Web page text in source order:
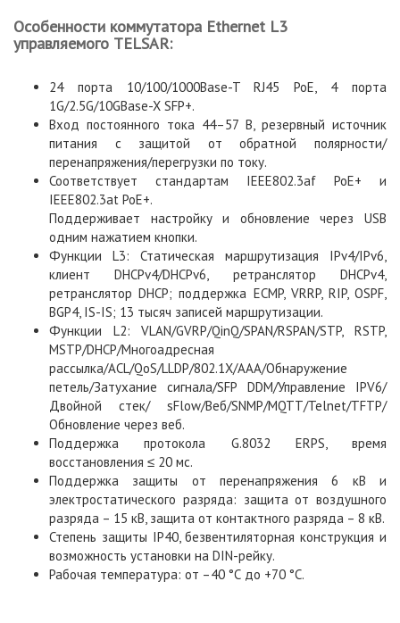
Особенности коммутатора Ethernet L3
управляемого TELSAR:
24 порта 10/100/1000Base-T RJ45 PoE, 4 порта
1G/2.5G/10GBase-X SFP+.
Вход постоянного тока 44–57 В, резервный источник
питания с защитой от обратной полярности/
перенапряжения/перегрузки по току.
Соответствует стандартам IEEE802.3af PoE+ и
IEEE802.3at PoE+.
Поддерживает настройку и обновление через USB
одним нажатием кнопки.
Функции L3: Статическая маршрутизация IPv4/IPv6,
клиент DHCPv4/DHCPv6, ретранслятор DHCPv4,
ретранслятор DHCP; поддержка ECMP, VRRP, RIP, OSPF,
BGP4, IS-IS; 13 тысяч записей маршрутизации.
Функции L2: VLAN/GVRP/QinQ/SPAN/RSPAN/STP, RSTP,
MSTP/DHCP/Многоадресная
рассылка/ACL/QoS/LLDP/802.1X/AAA/Обнаружение
петель/Затухание сигнала/SFP DDM/Управление IPV6/
Двойной стек/ sFlow/Веб/SNMP/MQTT/Telnet/TFTP/
Обновление через веб.
Поддержка протокола G.8032 ERPS, время
восстановления ≤ 20 мс.
Поддержка защиты от перенапряжения 6 кВ и
электростатического разряда: защита от воздушного
разряда – 15 кВ, защита от контактного разряда – 8 кВ.
Степень защиты IP40, безвентиляторная конструкция и
возможность установки на DIN-рейку.
Рабочая температура: от –40 °С до +70 °С.